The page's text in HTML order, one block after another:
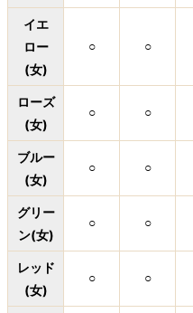
イエ
ロー
(女)
○ ○
ローズ
(女)
○ ○
ブルー
(女)
○ ○
グリー
ン(女)
○ ○
レッド
(女)
○ ○